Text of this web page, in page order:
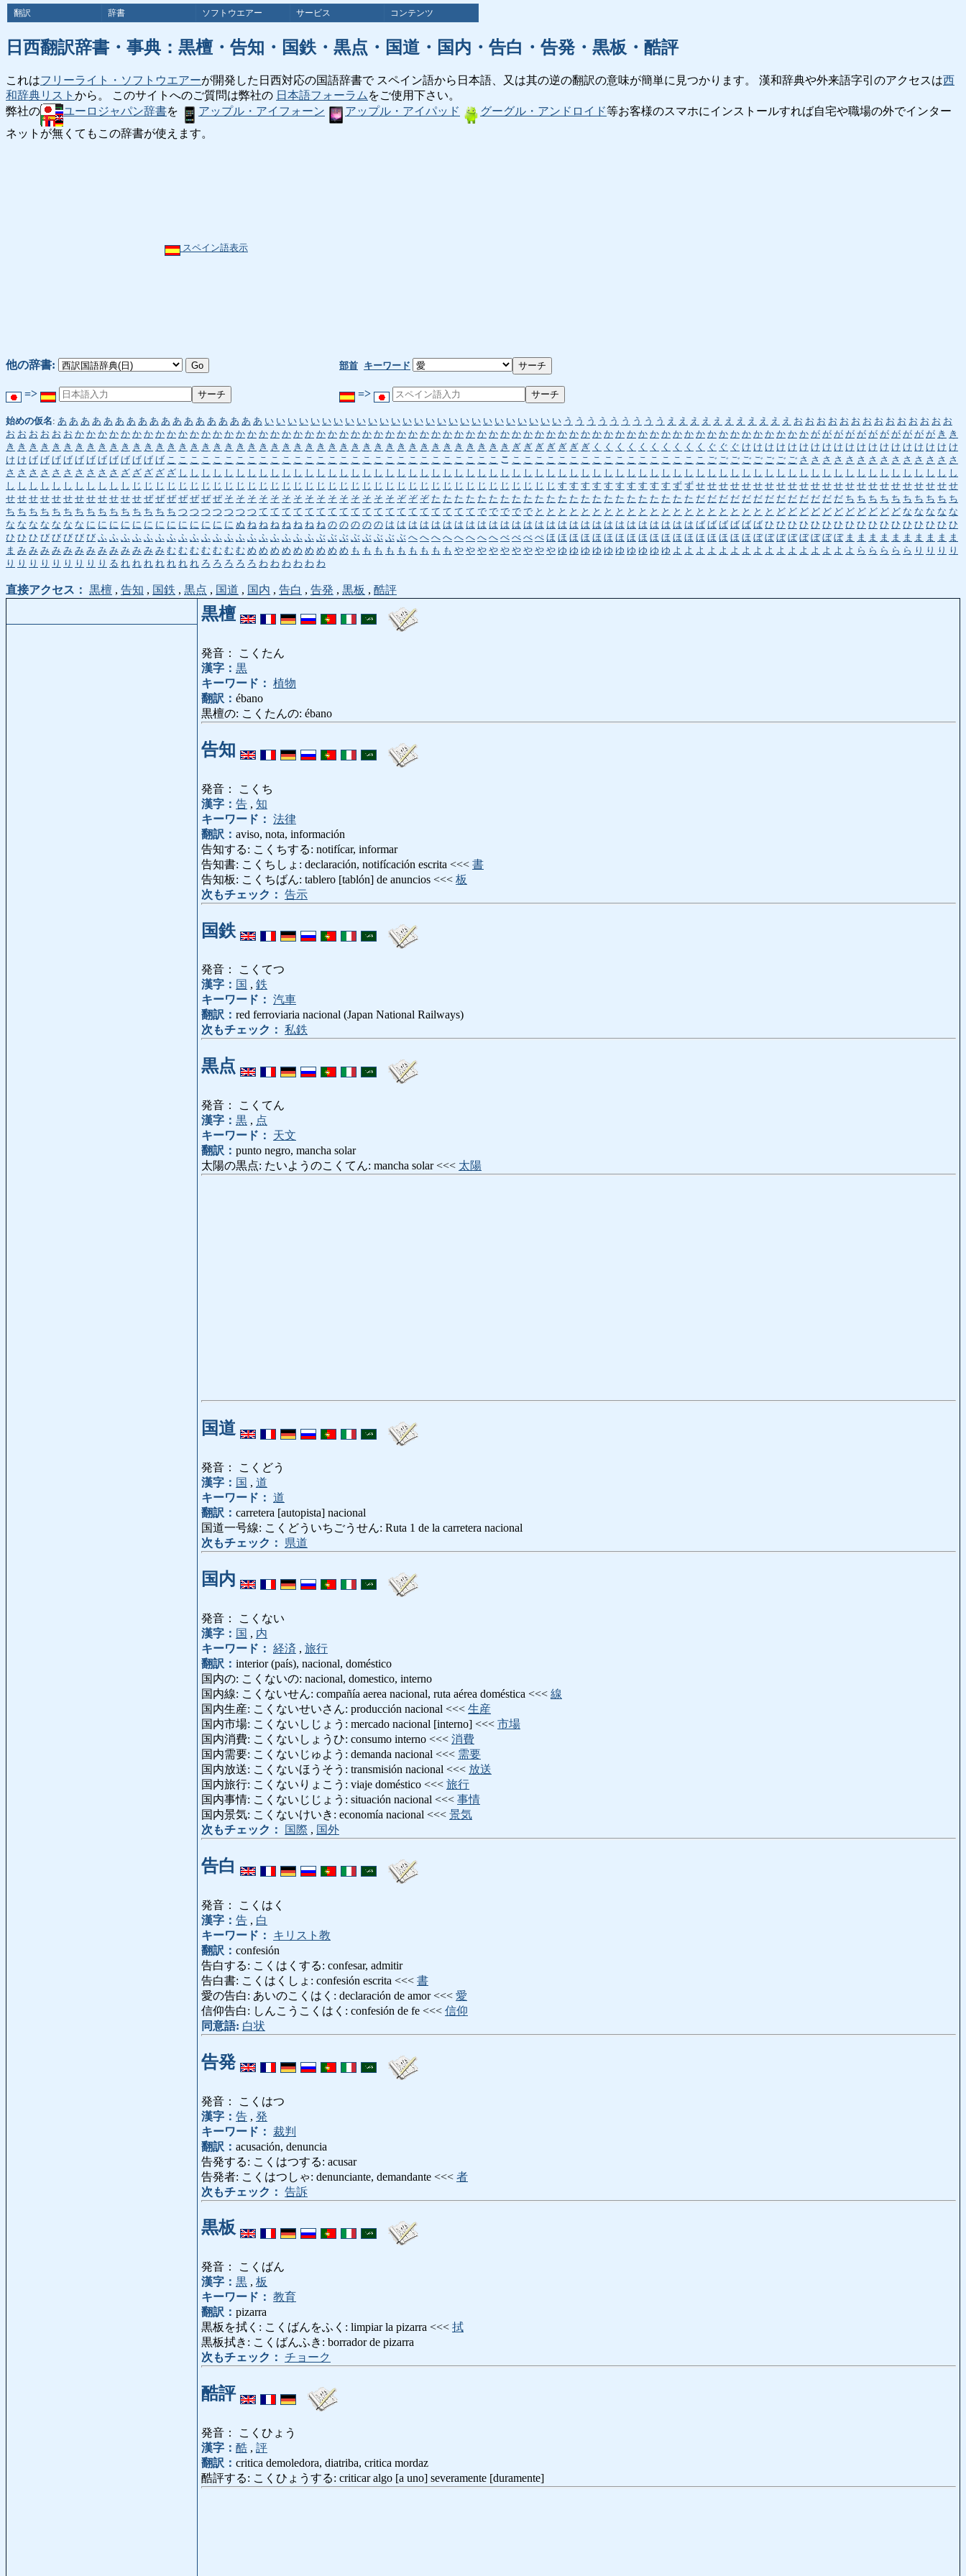
翻訳 辞書 ソフトウエアー サービス コンテンツ
日西翻訳辞書・事典：黒檀・告知・国鉄・黒点・国道・国内・告白・告発・黒板・酷評
これはフリーライト・ソフトウエアーが開発した日西対応の国語辞書で スペイン語から日本語、又は其の逆の翻訳の意味が簡単に見つかります。 漢和辞典や外来語字引のアクセスは西
和辞典リスト から。 このサイトへのご質問は弊社の 日本語フォーラム をご使用下さい。
弊社の
ユーロジャパン辞書を アップル・アイフォーン アップル・アイパッド グーグル・アンドロイド等お客様のスマホにインストールすれば自宅や職場の外でインター
ネットが無くてもこの辞書が使えます。
スペイン語表示
他の辞書: 部首 キーワード
=> =>
始めの仮名: あ あ あ あ あ あ あ あ あ あ あ あ あ あ あ あ あ あ い い い い い い い い い い い い い い い い い い い い い い い い い い う う う う う う う う う え え え え え え え え え え え お お お お お お お お お お お お お お
お お お お お お か か か か か か か か か か か か か か か か か か か か か か か か か か か か か か か か か か か か か か か か か か か か か か か か か か か か か か か か か か か か か か か か が が が が が が が が が が が き き
き き き き き き き き き き き き き き き き き き き き き き き き き き き き き き き き き き き き き き き き き き き き ぎ ぎ ぎ ぎ ぎ ぎ ぎ く く く く く く く く く く ぐ ぐ ぐ け け け け け け け け け け け け け け け け け け け
け け げ げ げ げ げ げ げ げ げ げ げ げ こ こ こ こ こ こ こ こ こ こ こ こ こ こ こ こ こ こ こ こ こ こ こ こ こ こ こ こ こ こ こ こ こ こ こ こ こ こ こ こ こ こ こ こ こ こ こ ご ご ご ご ご ご ご ご さ さ さ さ さ さ さ さ さ さ さ さ さ さ
さ さ さ さ さ さ さ さ さ さ ざ ざ ざ ざ ざ し し し し し し し し し し し し し し し し し し し し し し し し し し し し し し し し し し し し し し し し し し し し し し し し し し し し し し し し し し し し し し し し し し し し
し し し し し し し し し し し じ じ じ じ じ じ じ じ じ じ じ じ じ じ じ じ じ じ じ じ じ じ じ じ じ じ じ じ じ じ じ じ じ じ じ じ じ す す す す す す す す す す ず ず せ せ せ せ せ せ せ せ せ せ せ せ せ せ せ せ せ せ せ せ せ せ せ
せ せ せ せ せ せ せ せ せ せ せ せ ぜ ぜ ぜ ぜ ぜ ぜ ぜ そ そ そ そ そ そ そ そ そ そ そ そ そ そ そ ぞ ぞ ぞ た た た た た た た た た た た た た た た た た た た た た た た だ だ だ だ だ だ だ だ だ だ だ だ だ ち ち ち ち ち ち ち ち ち ち
ち ち ち ち ち ち ち ち ち ち ち ち ち ち ち つ つ つ つ つ つ つ て て て て て て て て て て て て て て て て て て て で で で で で と と と と と と と と と と と と と と と と と と と と と ど ど ど ど ど ど ど ど ど ど ど な な な な な
な な な な な な な に に に に に に に に に に に に に ぬ ね ね ね ね ね ね ね の の の の の は は は は は は は は は は は は は は は は は は は は は は は は は は は ば ば ば ば ば ば ひ ひ ひ ひ ひ ひ ひ ひ ひ ひ ひ ひ ひ ひ ひ ひ ひ
ひ ひ ひ び び び び び ふ ふ ふ ふ ふ ふ ふ ふ ふ ふ ふ ふ ふ ふ ふ ふ ふ ふ ふ ぶ ぶ ぶ ぶ ぶ ぶ ぶ ぶ へ へ へ へ へ へ へ へ べ べ べ ぺ ほ ほ ほ ほ ほ ほ ほ ほ ほ ほ ほ ほ ほ ほ ほ ほ ほ ほ ぼ ぼ ぼ ぼ ぼ ぼ ぼ ぼ ま ま ま ま ま ま ま ま ま ま
ま み み み み み み み み み み み み み む む む む む む む め め め め め め め め め も も も も も も も も も や や や や や や や や や ゆ ゆ ゆ ゆ ゆ ゆ ゆ ゆ ゆ ゆ よ よ よ よ よ よ よ よ よ よ よ よ よ よ よ よ ら ら ら ら ら り り り り
り り り り り り り り り る れ れ れ れ れ れ れ ろ ろ ろ ろ ろ わ わ わ わ わ わ
直接アクセス： 黒檀 , 告知 , 国鉄 , 黒点 , 国道 , 国内 , 告白 , 告発 , 黒板 , 酷評
黒檀
発音： こくたん
漢字： 黒
キーワード： 植物
翻訳： ébano
黒檀の: こくたんの: ébano
告知
発音： こくち
漢字： 告 , 知
キーワード： 法律
翻訳： aviso, nota, información
告知する: こくちする: notifícar, informar
告知書: こくちしょ: declaración, notifícación escrita <<< 書
告知板: こくちばん: tablero [tablón] de anuncios <<< 板
次もチェック： 告示
国鉄
発音： こくてつ
漢字： 国 , 鉄
キーワード： 汽車
翻訳： red ferroviaria nacional (Japan National Railways)
次もチェック： 私鉄
黒点
発音： こくてん
漢字： 黒 , 点
キーワード：
天文
翻訳： punto negro, mancha solar
太陽の黒点: たいようのこくてん: mancha solar <<< 太陽
国道
発音： こくどう
漢字： 国 , 道
キーワード： 道
翻訳： carretera [autopista] nacional
国道一号線: こくどういちごうせん: Ruta 1 de la carretera nacional
次もチェック：
県道
国内
発音： こくない
漢字： 国 , 内
キーワード： 経済 , 旅行
翻訳： interior (país), nacional, doméstico
国内の: こくないの: nacional, domestico, interno
国内線: こくないせん: compañía aerea nacional, ruta aérea doméstica <<< 線
国内生産: こくないせいさん: producción nacional <<< 生産
国内市場: こくないしじょう: mercado nacional [interno] <<< 市場
国内消費: こくないしょうひ: consumo interno <<< 消費
国内需要: こくないじゅよう: demanda nacional <<< 需要
国内放送: こくないほうそう: transmisión nacional <<< 放送
国内旅行: こくないりょこう: viaje doméstico <<< 旅行
国内事情: こくないじじょう: situación nacional <<< 事情
国内景気: こくないけいき: economía nacional <<< 景気
次もチェック：
国際 , 国外
告白
発音： こくはく
漢字： 告 , 白
キーワード：
キリスト教
翻訳： confesión
告白する: こくはくする: confesar, admitir
告白書: こくはくしょ: confesión escrita <<< 書
愛の告白: あいのこくはく: declaración de amor <<< 愛
信仰告白: しんこうこくはく: confesión de fe <<< 信仰
同意語: 白状
告発
発音： こくはつ
漢字： 告 , 発
キーワード：
裁判
翻訳： acusación, denuncia
告発する: こくはつする: acusar
告発者: こくはつしゃ: denunciante, demandante <<< 者
次もチェック： 告訴
黒板
発音： こくばん
漢字： 黒 , 板
キーワード： 教育
翻訳： pizarra
黒板を拭く: こくばんをふく: limpiar la pizarra <<< 拭
黒板拭き: こくばんふき: borrador de pizarra
次もチェック： チョーク
酷評
発音： こくひょう
漢字： 酷 , 評
翻訳： critica demoledora, diatriba, critica mordaz
酷評する: こくひょうする: criticar algo [a uno] severamente [duramente]